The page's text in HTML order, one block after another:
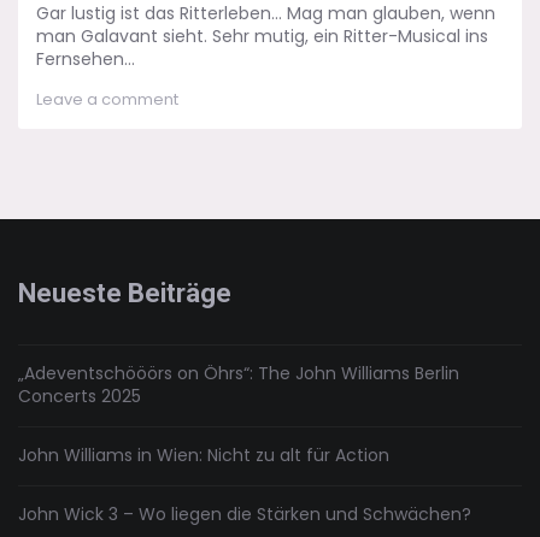
Gar lustig ist das Ritterleben... Mag man glauben, wenn
man Galavant sieht. Sehr mutig, ein Ritter-Musical ins
Fernsehen...
Leave a commenton
Neueste Beiträge
„Adeventschööörs on Öhrs“: The John Williams Berlin
Concerts 2025
John Williams in Wien: Nicht zu alt für Action
John Wick 3 – Wo liegen die Stärken und Schwächen?